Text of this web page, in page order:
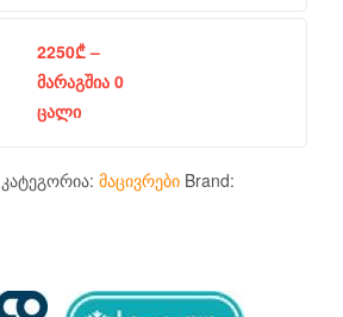
2250₾–
მარაგშია 0
ცალი
კატეგორია: მაცივრები Brand: